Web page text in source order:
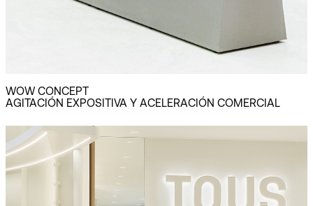
WOW CONCEPT
AGITACIÓN EXPOSITIVA Y ACELERACIÓN COMERCIAL